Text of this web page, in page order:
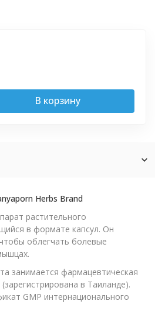
В корзину
Herbs Brand
растительного
в формате капсул. Он
облегчать болевые
занимается фармацевтическая
в Таиланде).
GMP интернационального